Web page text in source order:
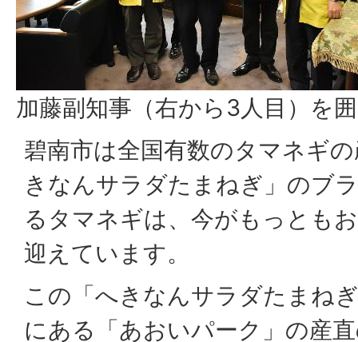
加藤副知事（右から3人目）を
碧南市は全国有数のタマネギ
きなんサラダたまねぎ」のブ
るタマネギは、今がもっとも
迎えています。
この「へきなんサラダたまね
にある「あおいパーク」の産